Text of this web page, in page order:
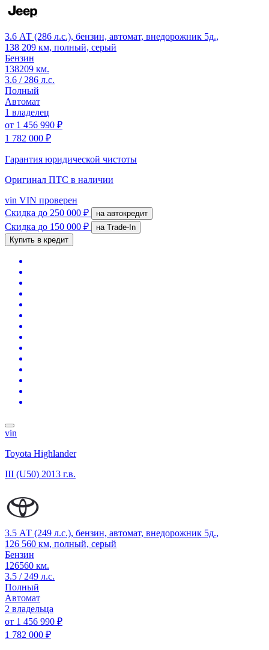
3.6 АТ (286 л.с.), бензин, автомат, внедорожник 5д.,
138 209 км, полный, серый
Бензин
138209 км.
3.6 / 286 л.с.
Полный
Автомат
1 владелец
от 1 456 990 ₽
1 782 000 ₽
Гарантия юридической чистоты
Оригинал ПТС в наличии
vin VIN проверен
Скидка до 250 000 ₽ на автокредит
Скидка до 150 000 ₽
на Trade-In
Купить в кредит
vin
Toyota Highlander
III (U50) 2013 г.в.
3.5 АТ (249 л.с.), бензин, автомат, внедорожник 5д.,
126 560 км, полный, серый
Бензин
126560 км.
3.5 / 249 л.с.
Полный
Автомат
2 владельца
от 1 456 990 ₽
1 782 000 ₽